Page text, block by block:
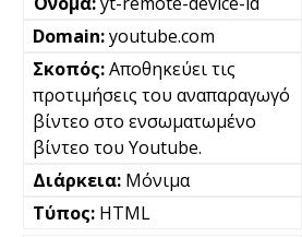
youtube.com
Αποθηκεύει τις
προτιμήσεις του αναπαραγωγό
βίντεο στο ενσωματωμένο
βίντεο του Youtube.
Μόνιμα
HTML